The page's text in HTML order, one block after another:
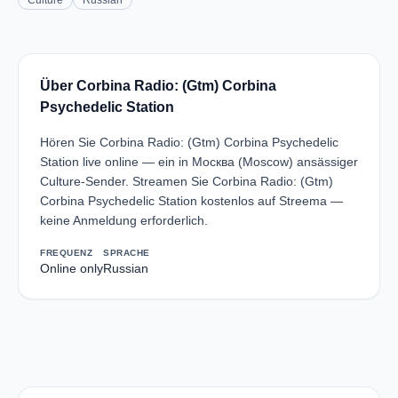
Über Corbina Radio: (Gtm) Corbina
Psychedelic Station
Hören Sie Corbina Radio: (Gtm) Corbina Psychedelic
Station live online — ein in Москва (Moscow) ansässiger
Culture-Sender. Streamen Sie Corbina Radio: (Gtm)
Corbina Psychedelic Station kostenlos auf Streema —
keine Anmeldung erforderlich.
FREQUENZ
Online only
SPRACHE
Russian